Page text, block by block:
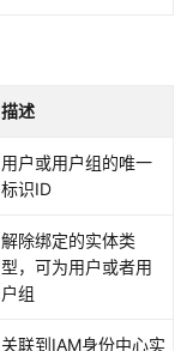
描述
用户或用户组的唯一
标识ID
解除绑定的实体类
型，可为用户或者用
户组
关联到IAM身份中心实